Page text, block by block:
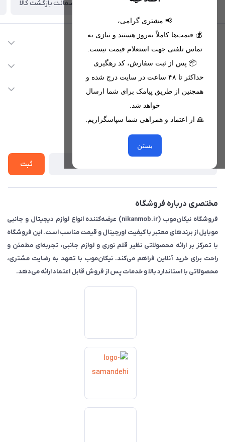
📢 مشتری گرامی،
💰 قیمت‌ها کاملاً به‌روز هستند و نیازی به
تماس تلفنی جهت استعلام قیمت نیست.
📦 پس از ثبت سفارش، کد رهگیری
حداکثر تا ۴۸ ساعت در سایت درج شده و
همچنین از طریق پیامک برای شما ارسال
خواهد شد.
🙏 از اعتماد و همراهی شما سپاسگزاریم.
بستن
تحویل اکسپرس(با هماهنگی) ضمانت بازگشت کالا
09221680256 - 09373782289
nikanmobstore@gmail.com
هرمزگان، بندرخمیر، شهرک رودبار
دسترسی سریع
لیست محصولات
خدمات مشتریان
حریم خصوصی
از جدید‌ترین تخفیف‌ها با‌ خبر شوید
ثبت
مختصری درباره فروشگاه
فروشگاه نیکان‌موب (nikanmob.ir) عرضه‌کننده انواع لوازم دیجیتال و جانبی
موبایل از برندهای معتبر با کیفیت اورجینال و قیمت مناسب است. این فروشگاه
با تمرکز بر ارائه محصولاتی نظیر قلم نوری و لوازم جانبی، تجربه‌ای مطمئن و
راحت برای خرید آنلاین فراهم می‌کند. نیکان‌موب با تعهد به رضایت مشتری،
محصولاتی با استاندارد بالا و خدمات پس از فروش قابل اعتماد ارائه می‌دهد.